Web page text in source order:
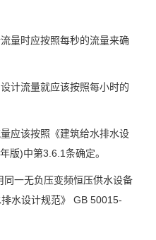
时应按照每秒的流量来确
流量就应该按照每小时的
该按照《建筑给水排水设
版)中第3.6.1条确定。
一无负压变频恒压供水设备
水设计规范》 GB 50015-